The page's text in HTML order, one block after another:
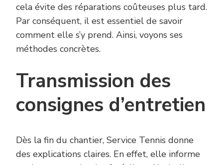
cela évite des réparations coûteuses plus tard.
Par conséquent, il est essentiel de savoir
comment elle s’y prend. Ainsi, voyons ses
méthodes concrètes.
Transmission des
consignes d’entretien
Dès la fin du chantier, Service Tennis donne
des explications claires. En effet, elle informe